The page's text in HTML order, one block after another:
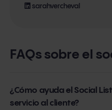
sarahvercheval
FAQs sobre el
¿Cómo ayuda el Social
servicio al cliente?